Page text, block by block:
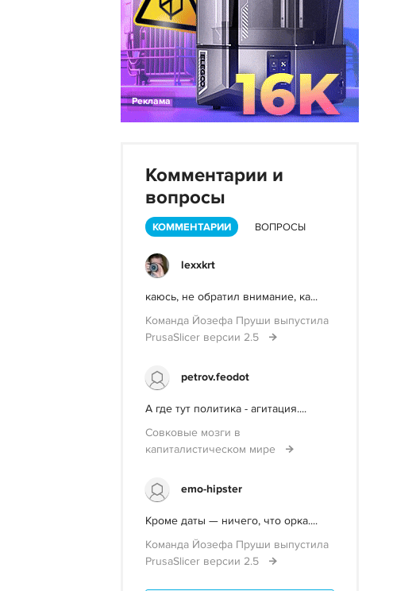
Реклама
Комментарии и
вопросы
КОММЕНТАРИИ ВОПРОСЫ
lexxkrt
каюсь, не обратил внимание, ка...
Команда Йозефа Пруши выпустила
PrusaSlicer версии 2.5
petrov.feodot
А где тут политика - агитация....
Совковые мозги в
капиталистическом мире
emo-hipster
Кроме даты — ничего, что орка....
Команда Йозефа Пруши выпустила
PrusaSlicer версии 2.5